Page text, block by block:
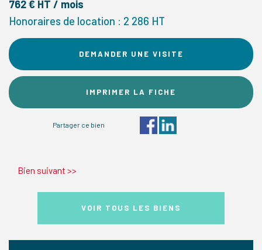
762 € HT / mois
Honoraires de location : 2 286 HT
DEMANDER UNE VISITE
IMPRIMER LA FICHE
Partager ce bien
Bien suivant >>
VOIR TOUS LES BIENS